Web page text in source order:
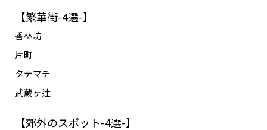
【繁華街-4選-】
香林坊
片町
タテマチ
武蔵ヶ辻
【郊外のスポット-4選-】